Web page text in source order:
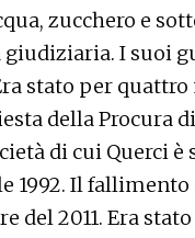
zucchero e
I suoi
stato per
della Procura
di cui Querci
1992. Il fallimento
del 2011. Era